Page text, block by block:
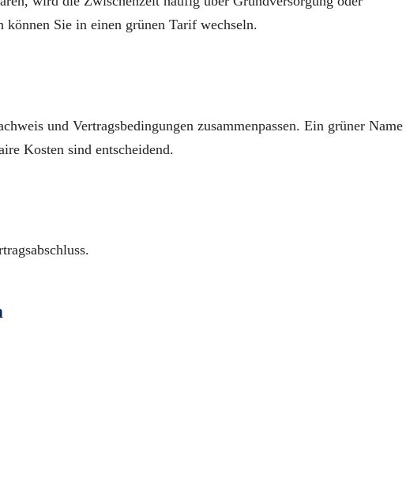
Sie in einen grünen Tarif wechseln.
und Vertragsbedingungen zusammenpassen. Ein grüner Name
Kosten sind entscheidend.